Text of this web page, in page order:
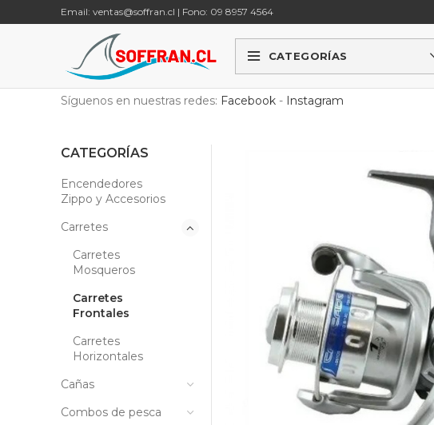
Email: ventas@soffran.cl | Fono: 09 8957 4564
CATEGORÍAS
Síguenos en nuestras redes: Facebook - Instagram
CATEGORÍAS
Encendedores
Zippo y Accesorios
Carretes
Carretes
Mosqueros
Carretes
Frontales
Carretes
Horizontales
Cañas
Combos de pesca